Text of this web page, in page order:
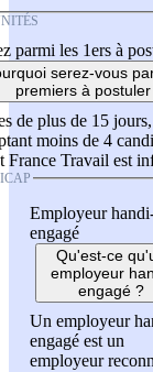
parmi les 1ers à
serez-vous
premiers à
de plus de 15 jours,
moins de 4
France Travail est
Employeur
engagé
Qu'est-ce
employeur
engagé ?
Un employeur
engagé est un
employeur